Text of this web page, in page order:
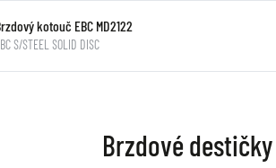
kotouč EBC MD2122
S/STEEL SOLID DISC
Brzdové destičky